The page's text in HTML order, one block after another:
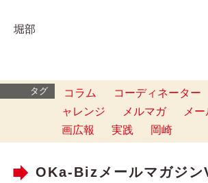
堀部
タグ コラム コーディネーター
ャレンジ
メルマガ メ
画広報
実践 岡崎
OKa-Bizメールマガジ